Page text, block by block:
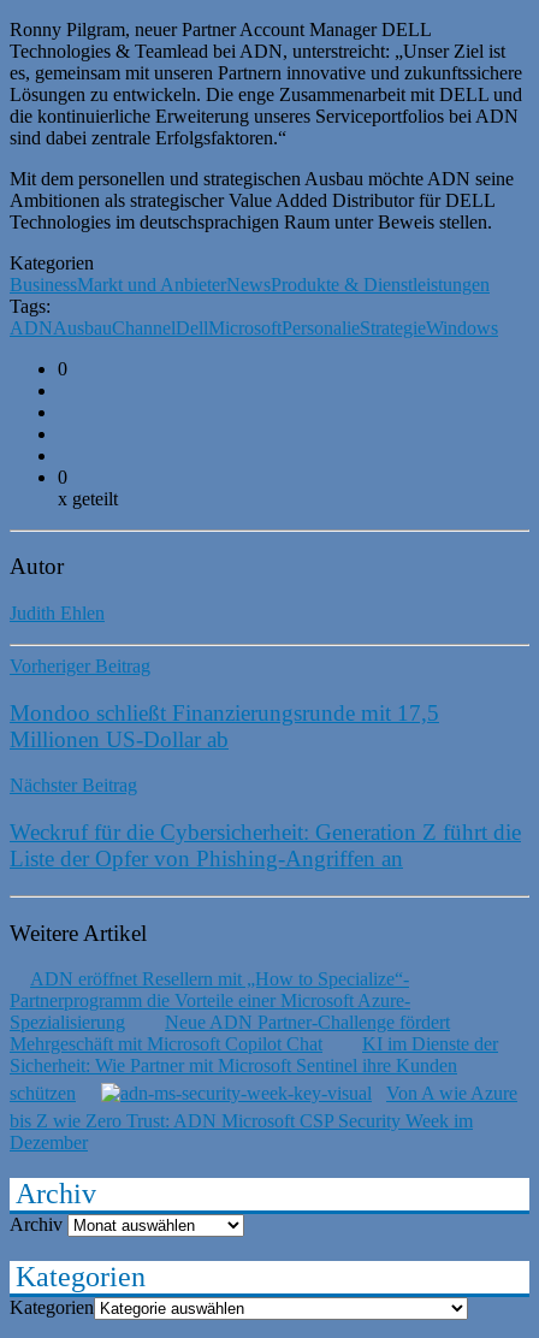
Ronny Pilgram, neuer Partner Account Manager DELL
Technologies & Teamlead bei ADN, unterstreicht: „Unser Ziel ist
es, gemeinsam mit unseren Partnern innovative und zukunftssichere
Lösungen zu entwickeln. Die enge Zusammenarbeit mit DELL und
die kontinuierliche Erweiterung unseres Serviceportfolios bei ADN
sind dabei zentrale Erfolgsfaktoren.“
Mit dem personellen und strategischen Ausbau möchte ADN seine
Ambitionen als strategischer Value Added Distributor für DELL
Technologies im deutschsprachigen Raum unter Beweis stellen.
Kategorien
BusinessMarkt und AnbieterNewsProdukte & Dienstleistungen
Tags:
ADNAusbauChannelDellMicrosoftPersonalieStrategieWindows
0
0
x geteilt
Autor
Judith Ehlen
Vorheriger Beitrag
Mondoo schließt Finanzierungsrunde mit 17,5
Millionen US-Dollar ab
Nächster Beitrag
Weckruf für die Cybersicherheit: Generation Z führt die
Liste der Opfer von Phishing-Angriffen an
Weitere Artikel
ADN eröffnet Resellern mit „How to Specialize“-
Partnerprogramm die Vorteile einer Microsoft Azure-
Spezialisierung
Neue ADN Partner-Challenge fördert
Mehrgeschäft mit Microsoft Copilot Chat
KI im Dienste der
Sicherheit: Wie Partner mit Microsoft Sentinel ihre Kunden
schützen
Von A wie Azure
bis Z wie Zero Trust: ADN Microsoft CSP Security Week im
Dezember
Archiv
Archiv
Kategorien
Kategorien